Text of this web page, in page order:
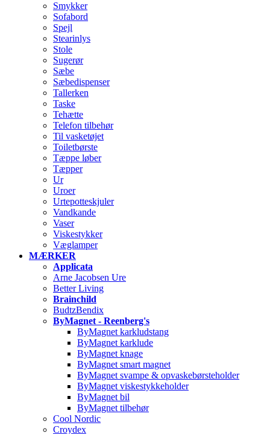
Smykker
Sofabord
Spejl
Stearinlys
Stole
Sugerør
Sæbe
Sæbedispenser
Tallerken
Taske
Tehætte
Telefon tilbehør
Til vasketøjet
Toiletbørste
Tæppe løber
Tæpper
Ur
Uroer
Urtepotteskjuler
Vandkande
Vaser
Viskestykker
Væglamper
MÆRKER
Applicata
Arne Jacobsen Ure
Better Living
Brainchild
BudtzBendix
ByMagnet - Reenberg's
ByMagnet karkludstang
ByMagnet karklude
ByMagnet knage
ByMagnet smart magnet
ByMagnet svampe & opvaskebørsteholder
ByMagnet viskestykkeholder
ByMagnet bil
ByMagnet tilbehør
Cool Nordic
Croydex